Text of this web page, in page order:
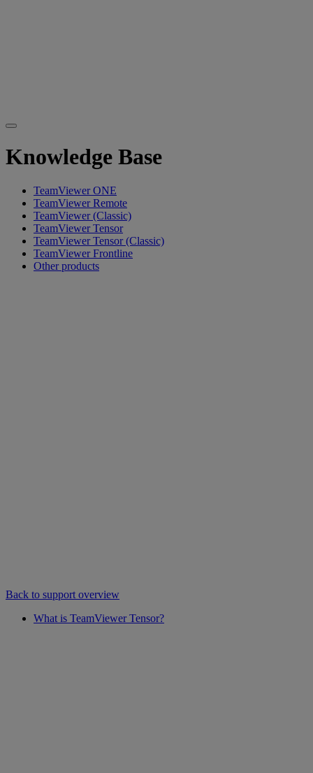
Knowledge Base
TeamViewer ONE
TeamViewer Remote
TeamViewer (Classic)
TeamViewer Tensor
TeamViewer Tensor (Classic)
TeamViewer Frontline
Other products
Back to support overview
What is TeamViewer Tensor?